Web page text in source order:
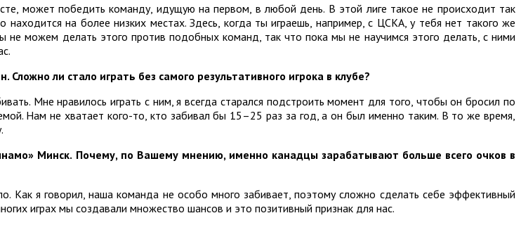
может победить команду, идущую на первом, в любой день. В этой лиге такое не происходит так
на более низких местах. Здесь, когда ты играешь, например, с ЦСКА, у тебя нет такого же
можем делать этого против подобных команд, так что пока мы не научимся этого делать, с ними
ли стало играть без самого результативного игрока в клубе?
Мне нравилось играть с ним, я всегда старался подстроить момент для того, чтобы он бросил по
Нам не хватает кого-то, кто забивал бы 15–25 раз за год, а он был именно таким. В то же время,
Минск. Почему, по Вашему мнению, именно канадцы зарабатывают больше всего очков в
Как я говорил, наша команда не особо много забивает, поэтому сложно сделать себе эффективный
играх мы создавали множество шансов и это позитивный признак для нас.